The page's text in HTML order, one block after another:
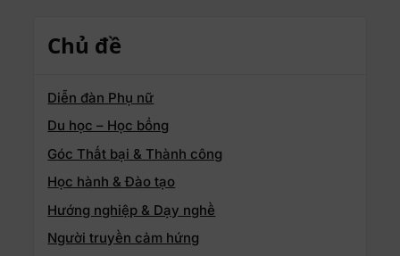
Chủ đề
Diễn đàn Phụ nữ
Du học – Học bổng
Góc Thất bại & Thành công
Học hành & Đào tạo
Hướng nghiệp & Dạy nghề
Người truyền cảm hứng